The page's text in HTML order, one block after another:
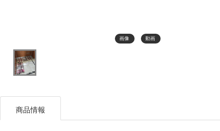
画像 動画
商品情報